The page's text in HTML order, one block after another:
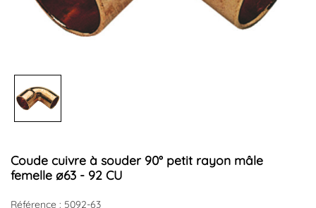
Coude cuivre à souder 90° petit rayon mâle
femelle ø63 - 92 CU
Référence : 5092-63